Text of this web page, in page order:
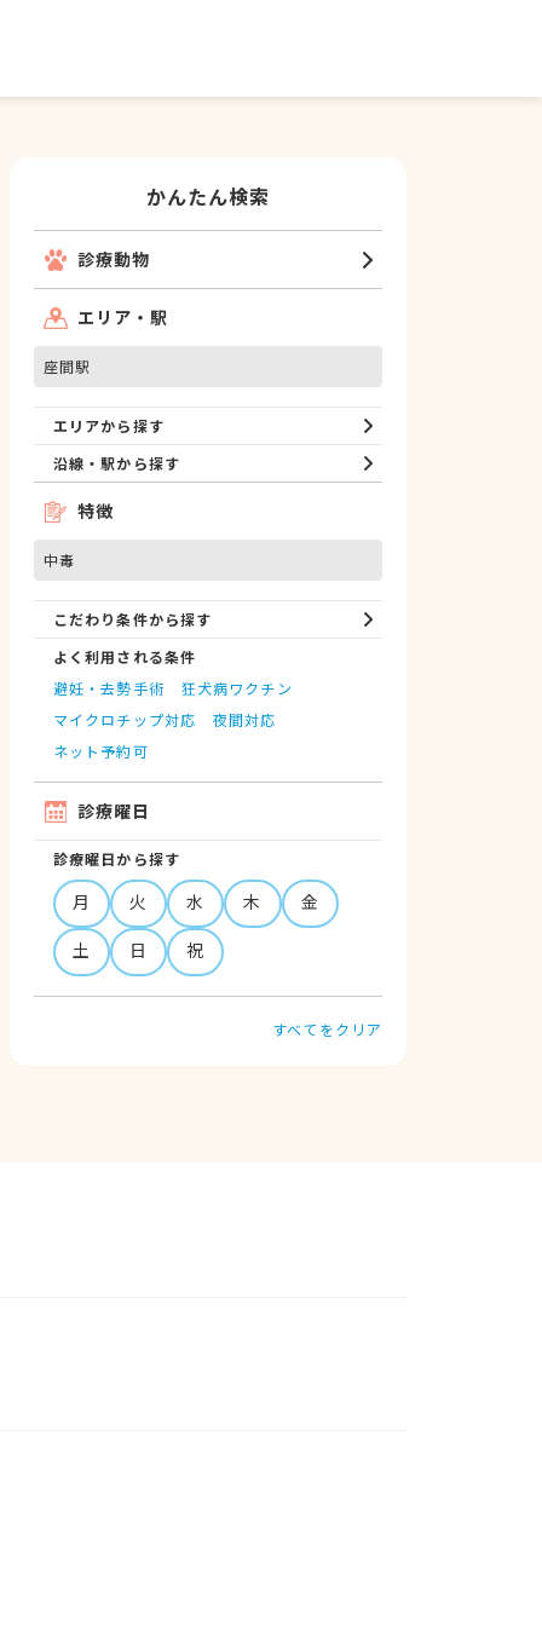
かんたん検索
診療動物
エリア・駅
座間駅
エリアから探す
沿線・駅から探す
特徴
中毒
こだわり条件から探す
よく利用される条件
避妊・去勢手術
狂犬病ワクチン
マイクロチップ対応
夜間対応
ネット予約可
診療曜日
診療曜日から探す
月 火 水 木
金
土
日 祝
すべてをクリア